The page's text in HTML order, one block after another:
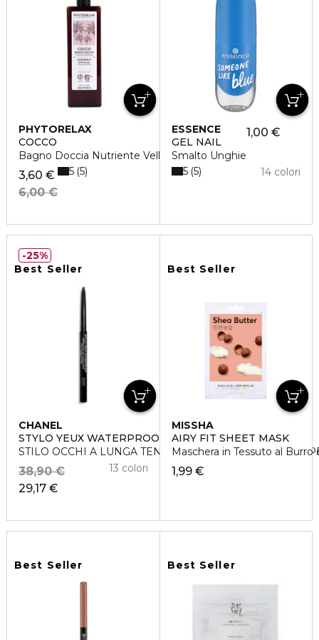
PHYTORELAX
COCCO
Bagno Doccia Nutriente Vellutante
3,60 €
6,00 €
5 5
ESSENCE
GEL NAIL
Smalto Unghie
1,00 €
14 colori
5 5
Best Seller
CHANEL
STYLO YEUX WATERPROOF
STILO OCCHI A LUNGA TENUTA - RETRAIBILE CON
29,17 €
38,90 € 13 colori
25%
Best Seller
MISSHA
AIRY FIT SHEET MASK
Maschera in Tessuto al Burro
1,99 €
Best Seller Best Seller